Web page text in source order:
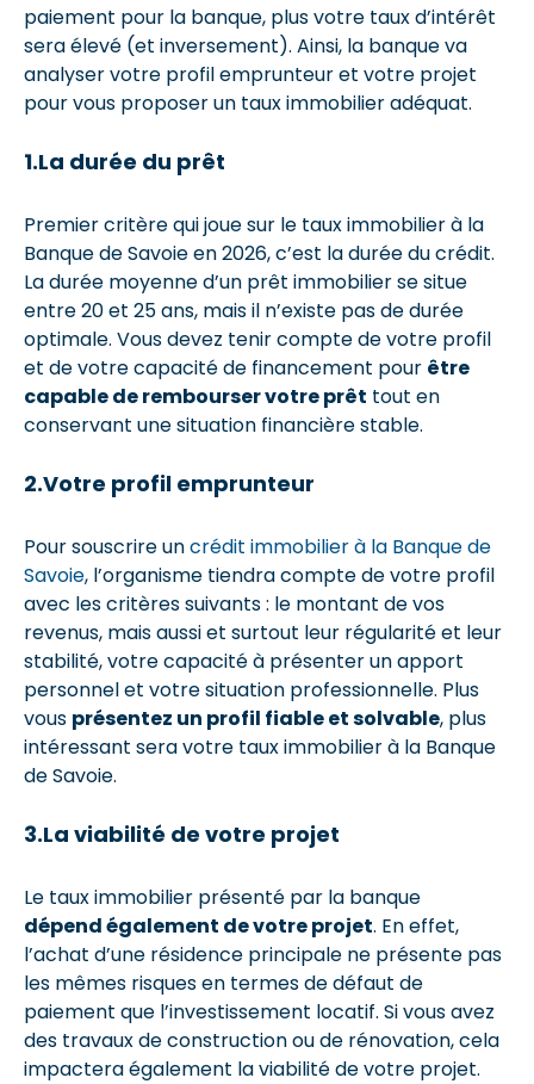
paiement pour la banque, plus votre taux d’intérêt
sera élevé (et inversement). Ainsi, la banque va
analyser votre profil emprunteur et votre projet
pour vous proposer un taux immobilier adéquat.
1.La durée du prêt
Premier critère qui joue sur le taux immobilier à la
Banque de Savoie en 2026, c’est la durée du crédit.
La durée moyenne d’un prêt immobilier se situe
entre 20 et 25 ans, mais il n’existe pas de durée
optimale. Vous devez tenir compte de votre profil
et de votre capacité de financement pour être
capable de rembourser votre prêt tout en
conservant une situation financière stable.
2.Votre profil emprunteur
Pour souscrire uncrédit immobilier à la Banque de
Savoie, l’organisme tiendra compte de votre profil
avec les critères suivants : le montant de vos
revenus, mais aussi et surtout leur régularité et leur
stabilité, votre capacité à présenter un apport
personnel et votre situation professionnelle. Plus
vous présentez un profil fiable et solvable, plus
intéressant sera votre taux immobilier à la Banque
de Savoie.
3.La viabilité de votre projet
Le taux immobilier présenté par la banque
dépend également de votre projet. En effet,
l’achat d’une résidence principale ne présente pas
les mêmes risques en termes de défaut de
paiement que l’investissement locatif. Si vous avez
des travaux de construction ou de rénovation, cela
impactera également la viabilité de votre projet.